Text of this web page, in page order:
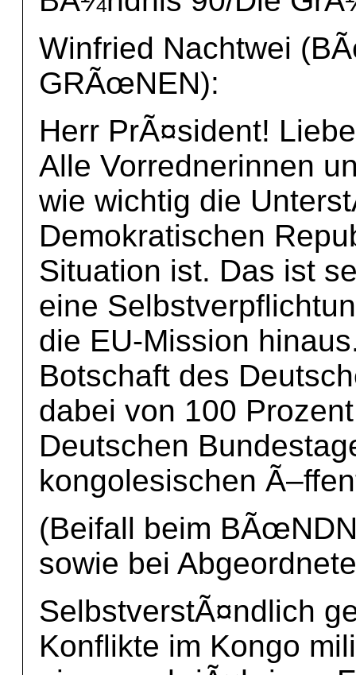
Winfried Nachtwei
GRÃœNEN):
Herr PrÃ¤sident!
Alle Vorrednerinnen
wie wichtig die
Demokratischen
Situation ist. Das ist
eine
die EU-Mission
Botschaft des
dabei von 100
Deutschen
kongolesischen
(Beifall beim
sowie bei
SelbstverstÃ¤ndlich
Konflikte im Kongo